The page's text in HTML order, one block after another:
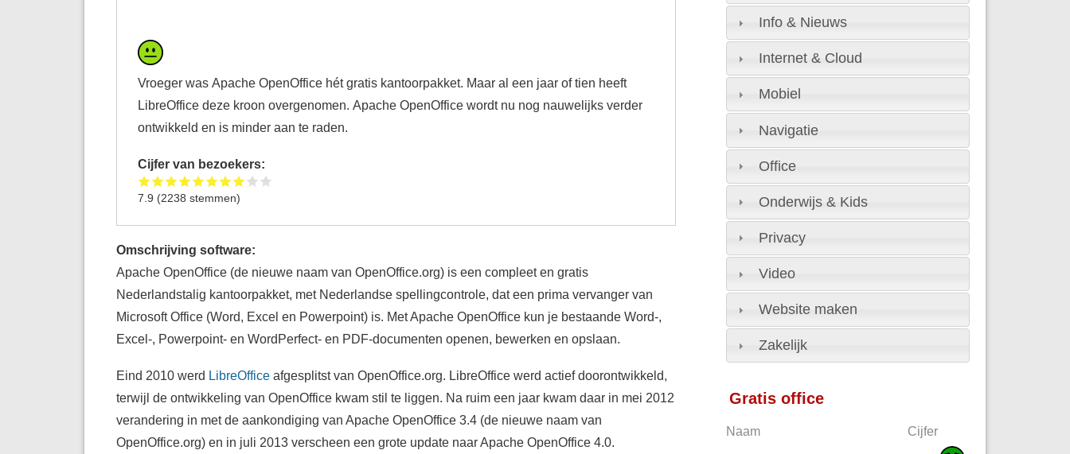
Vroeger was Apache OpenOffice hét gratis kantoorpakket. Maar al een jaar of tien heeft
LibreOffice deze kroon overgenomen. Apache OpenOffice wordt nu nog nauwelijks verder
ontwikkeld en is minder aan te raden.
Cijfer van bezoekers:
7.9 (2238 stemmen)
Omschrijving software:
Apache OpenOffice (de nieuwe naam van OpenOffice.org) is een compleet en gratis
Nederlandstalig kantoorpakket, met Nederlandse spellingcontrole, dat een prima vervanger van
Microsoft Office (Word, Excel en Powerpoint) is. Met Apache OpenOffice kun je bestaande Word-,
Excel-, Powerpoint- en WordPerfect- en PDF-documenten openen, bewerken en opslaan.
Eind 2010 werd LibreOfficeafgesplitst van OpenOffice.org. LibreOffice werd actief doorontwikkeld,
terwijl de ontwikkeling van OpenOffice kwam stil te liggen. Na ruim een jaar kwam daar in mei 2012
verandering in met de aankondiging van Apache OpenOffice 3.4 (de nieuwe naam van
OpenOffice.org) en in juli 2013 verscheen een grote update naar Apache OpenOffice 4.0.
Info & Nieuws
Internet & Cloud
Mobiel
Navigatie
Office
Onderwijs & Kids
Privacy
Video
Website maken
Zakelijk
Gratis office
Naam Cijfer